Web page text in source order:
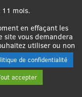
site
mois.
en effaçant les
site vous demandera
utiliser ou non
de confidentialité
accepter